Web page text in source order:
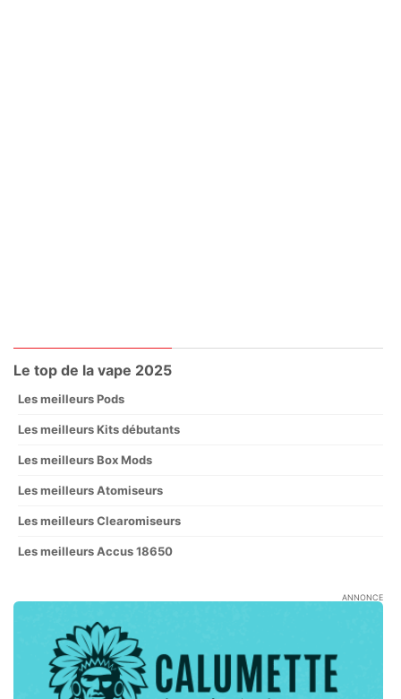
Le top de la vape 2025
Les meilleurs Pods
Les meilleurs Kits débutants
Les meilleurs Box Mods
Les meilleurs Atomiseurs
Les meilleurs Clearomiseurs
Les meilleurs Accus 18650
ANNONCE